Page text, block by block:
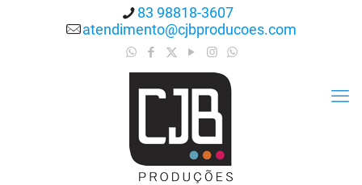
83 98818-3607
atendimento@cjbproducoes.com